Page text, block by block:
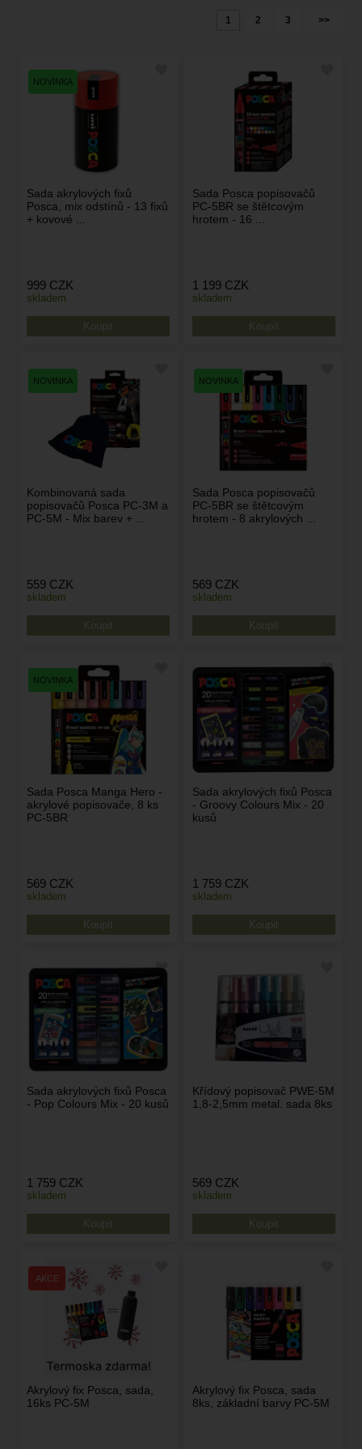
1 2 3 >>
Sada akrylových fixů
Posca, mix odstínů - 13 fixů
+ kovové ...
skladem
999 CZK
Sada Posca popisovačů
PC-5BR se štětcovým
hrotem - 16 ...
skladem
1 199 CZK
Kombinovaná sada
popisovačů Posca PC-3M a
PC-5M - Mix barev + ...
skladem
559 CZK
Sada Posca popisovačů
PC-5BR se štětcovým
hrotem - 8 akrylových ...
skladem
569 CZK
Sada Posca Manga Hero -
akrylové popisovače, 8 ks
PC-5BR
skladem
569 CZK
Sada akrylových fixů Posca
- Groovy Colours Mix - 20
kusů
skladem
1 759 CZK
Sada akrylových fixů Posca
- Pop Colours Mix - 20 kusů
skladem
1 759 CZK
Křídový popisovač PWE-5M
1,8-2,5mm metal. sada 8ks
skladem
569 CZK
Akrylový fix Posca, sada,
16ks PC-5M
Akrylový fix Posca, sada
8ks, základní barvy PC-5M